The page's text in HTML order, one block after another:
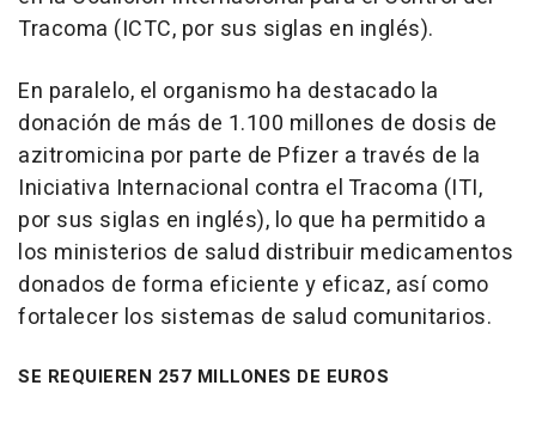
Tracoma (ICTC, por sus siglas en inglés).
En paralelo, el organismo ha destacado la
donación de más de 1.100 millones de dosis de
azitromicina por parte de Pfizer a través de la
Iniciativa Internacional contra el Tracoma (ITI,
por sus siglas en inglés), lo que ha permitido a
los ministerios de salud distribuir medicamentos
donados de forma eficiente y eficaz, así como
fortalecer los sistemas de salud comunitarios.
SE REQUIEREN 257 MILLONES DE EUROS